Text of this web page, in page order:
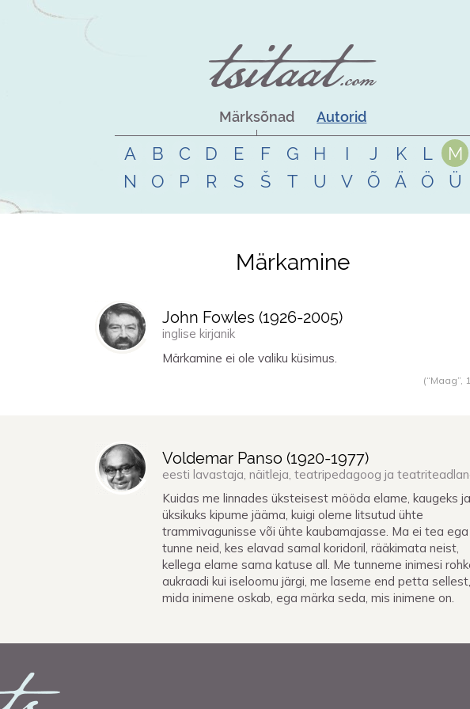
Märksõnad Autorid
A B C D E F G H I J K L
M
N
O P R S Š T U V Õ Ä Ö Ü
Märkamine
John Fowles (1926-2005)
inglise kirjanik
Märkamine ei ole valiku küsimus.
(“Maag”,
Voldemar Panso (1920-1977)
eesti lavastaja, näitleja, teatripedagoog ja
Kuidas me linnades üksteisest mööda elame, kaugeks ja
üksikuks kipume jääma, kuigi oleme litsutud ühte
trammivagunisse või ühte kaubamajasse. Ma ei tea ega
tunne neid, kes elavad samal koridoril, rääkimata neist,
kellega elame sama katuse all. Me tunneme inimesi
aukraadi kui iseloomu järgi, me laseme end petta sellest,
mida inimene oskab, ega märka seda, mis inimene on.